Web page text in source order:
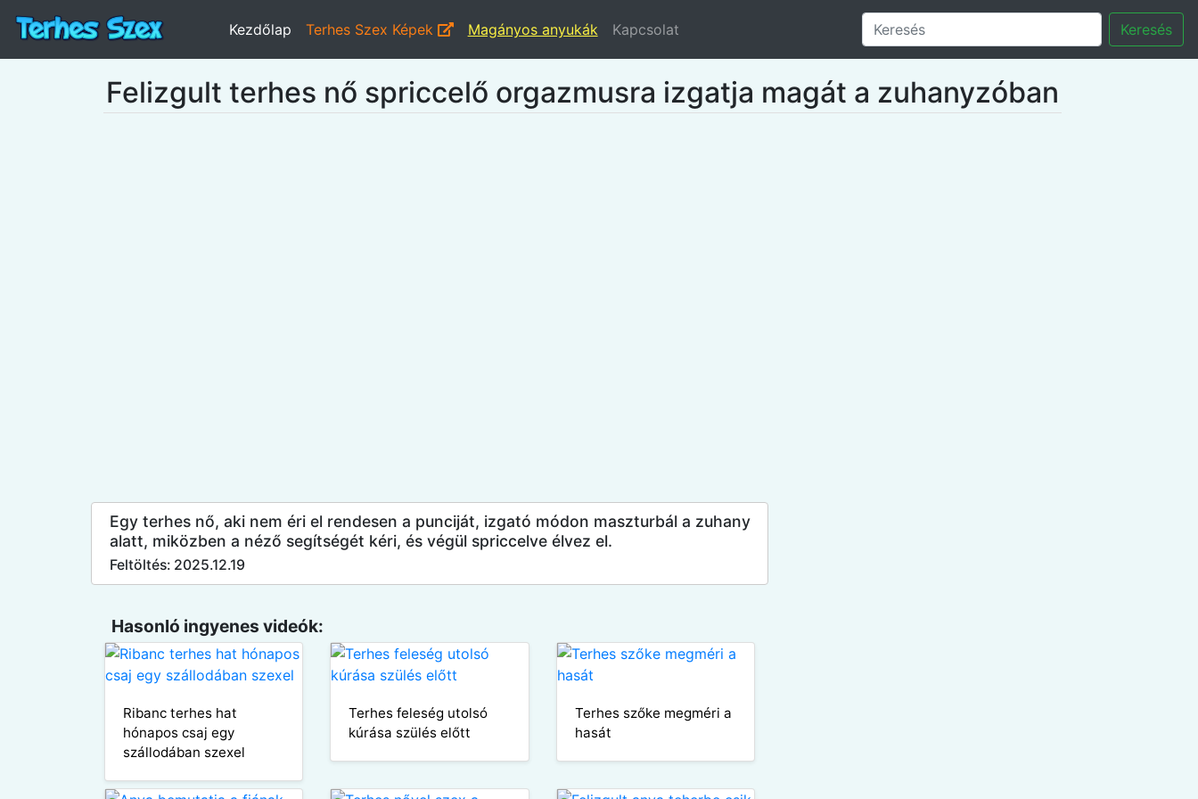
Kezdőlap Terhes Szex Képek Magányos anyukák Kapcsolat Keresés
Felizgult terhes nő spriccelő orgazmusra izgatja magát a zuhanyzóban
Egy terhes nő, aki nem éri el rendesen a punciját, izgató módon maszturbál a zuhany
alatt, miközben a néző segítségét kéri, és végül spriccelve élvez el.
Feltöltés: 2025.12.19
Hasonló ingyenes videók:
Ribanc terhes hat
hónapos csaj egy
szállodában szexel
Terhes feleség utolsó
kúrása szülés előtt
Terhes szőke megméri a
hasát